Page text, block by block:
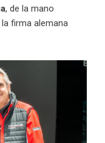
, de la mano
firma alemana